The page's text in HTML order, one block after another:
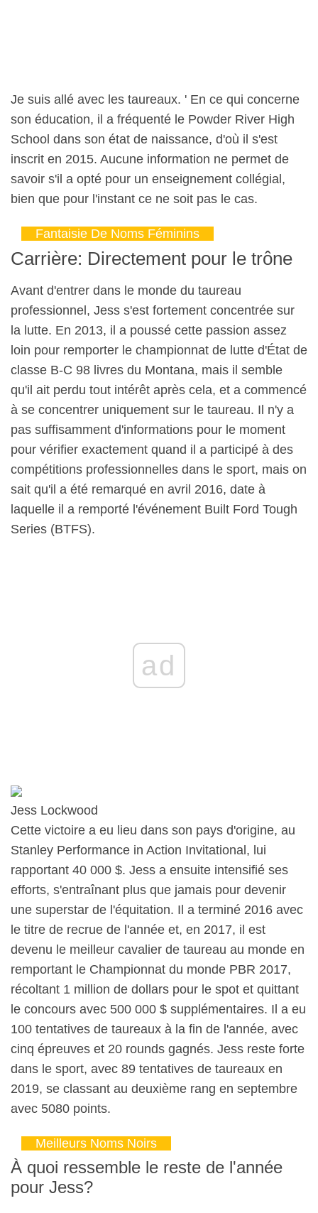
Je suis allé avec les taureaux. ' En ce qui concerne
son éducation, il a fréquenté le Powder River High
School dans son état de naissance, d'où il s'est
inscrit en 2015. Aucune information ne permet de
savoir s'il a opté pour un enseignement collégial,
bien que pour l'instant ce ne soit pas le cas.
Fantaisie De Noms Féminins
Carrière: Directement pour le trône
Avant d'entrer dans le monde du taureau
professionnel, Jess s'est fortement concentrée sur
la lutte. En 2013, il a poussé cette passion assez
loin pour remporter le championnat de lutte d'État de
classe B-C 98 livres du Montana, mais il semble
qu'il ait perdu tout intérêt après cela, et a commencé
à se concentrer uniquement sur le taureau. Il n'y a
pas suffisamment d'informations pour le moment
pour vérifier exactement quand il a participé à des
compétitions professionnelles dans le sport, mais on
sait qu'il a été remarqué en avril 2016, date à
laquelle il a remporté l'événement Built Ford Tough
Series (BTFS).
ad
Jess Lockwood
Cette victoire a eu lieu dans son pays d'origine, au
Stanley Performance in Action Invitational, lui
rapportant 40 000 $. Jess a ensuite intensifié ses
efforts, s'entraînant plus que jamais pour devenir
une superstar de l'équitation. Il a terminé 2016 avec
le titre de recrue de l'année et, en 2017, il est
devenu le meilleur cavalier de taureau au monde en
remportant le Championnat du monde PBR 2017,
récoltant 1 million de dollars pour le spot et quittant
le concours avec 500 000 $ supplémentaires. Il a eu
100 tentatives de taureaux à la fin de l'année, avec
cinq épreuves et 20 rounds gagnés. Jess reste forte
dans le sport, avec 89 tentatives de taureaux en
2019, se classant au deuxième rang en septembre
avec 5080 points.
Meilleurs Noms Noirs
À quoi ressemble le reste de l'année
pour Jess?